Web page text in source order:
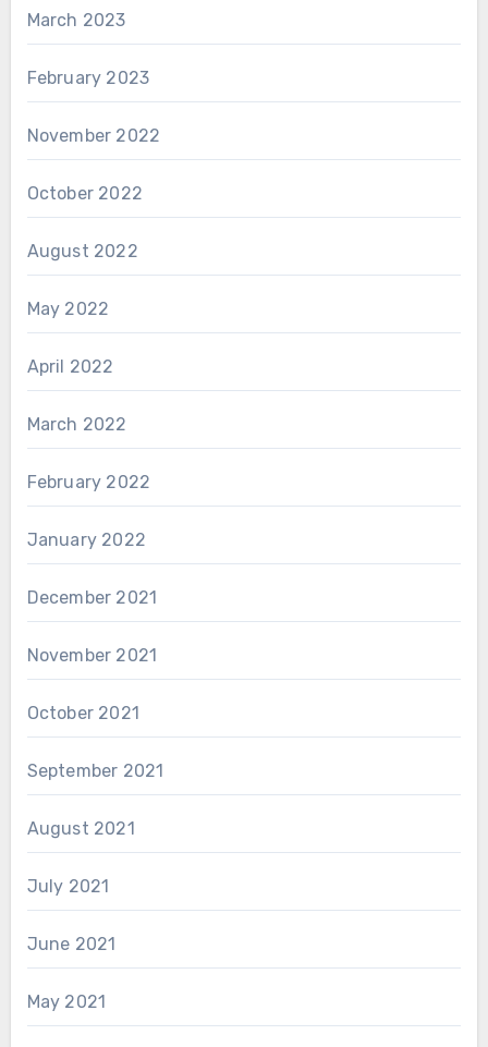
March 2023
February 2023
November 2022
October 2022
August 2022
May 2022
April 2022
March 2022
February 2022
January 2022
December 2021
November 2021
October 2021
September 2021
August 2021
July 2021
June 2021
May 2021